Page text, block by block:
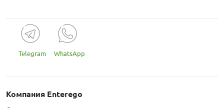
Telegram WhatsApp
Компания Enterego